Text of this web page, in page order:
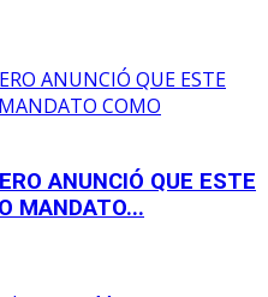
ANUNCIÓ QUE ESTE
MANDATO...